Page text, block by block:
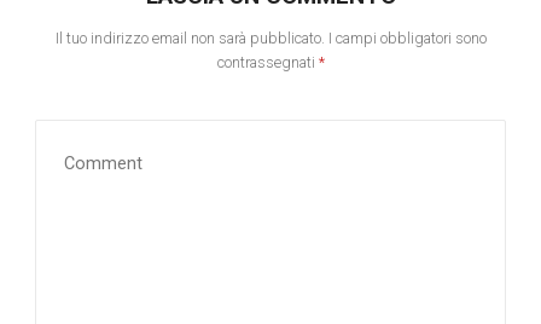
Il tuo indirizzo email non sarà pubblicato. I campi obbligatori sono
contrassegnati *